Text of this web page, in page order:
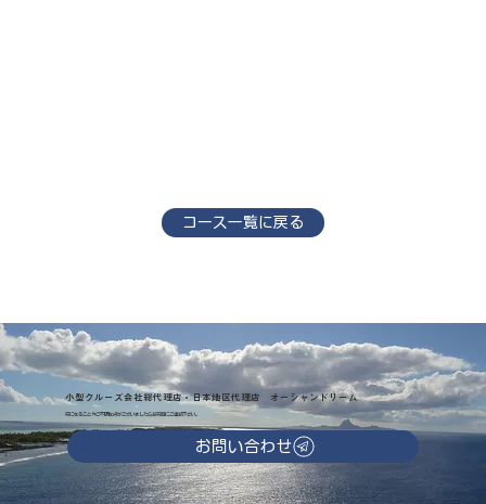
コース一覧に戻る
小型クルーズ会社総代理店・日本地区代理店 オーシャンドリーム
気になることやご不明な点がございましたらお気軽にご連絡下さい。
お問い合わせ